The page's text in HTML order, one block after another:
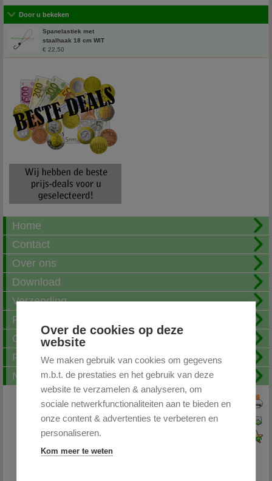
Over de cookies op deze
website
We maken gebruik van cookies om gegevens
m.b.t. de prestaties en het gebruik van deze
website te verzamelen & analyseren, om
sociale netwerkfunctionaliteiten aan te bieden en
onze content & advertenties te verbeteren en
personaliseren.
Kom meer te weten
Door u bekeken
Spanelastiek met
staalhaak 18 cm WIT
€ 22,50
Home
Contact
Over ons
Download
Verzending
Fotoalbum
Openingstijden
FAQ
Nieuwsbrief
Print deze pagina
Pagina doorsturen